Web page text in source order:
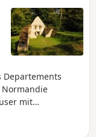
Departements
mit
Die